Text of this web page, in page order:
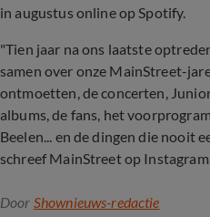
in augustus online op Spotify.
"Tien jaar na ons laatste
samen over onze MainStreet-
ontmoetten, de concerten,
albums, de fans, het
Beelen... en de dingen die nooit
schreef MainStreet op
Door Shownieuws-redactie